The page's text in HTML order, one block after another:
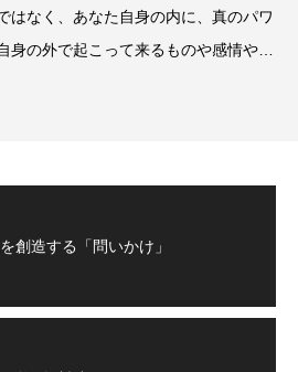
はなく、あなた自身の内に、真のパワ
身の外で起こって来るものや感情や感
創造する「問いかけ」